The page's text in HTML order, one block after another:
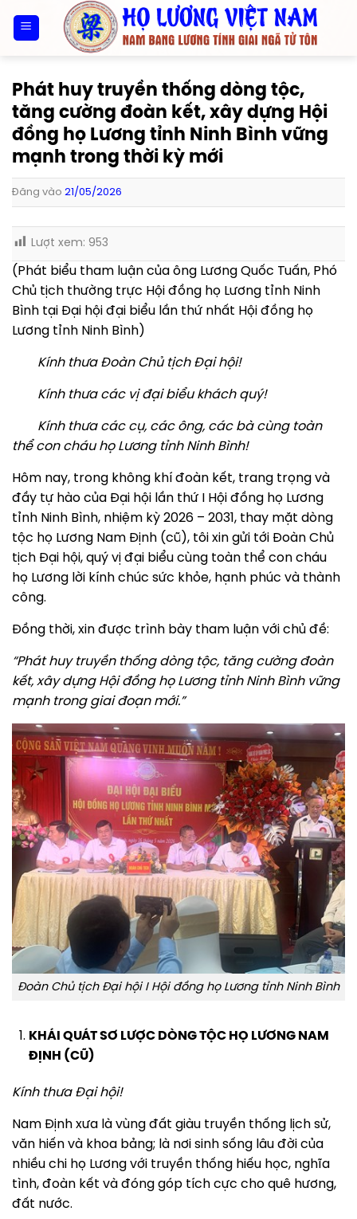
qua
Phát huy truyền thống dòng tộc,
tăng cường đoàn kết, xây dựng Hội
đồng họ Lương tỉnh Ninh Bình vững
mạnh trong thời kỳ mới
Đăng vào 21/05/2026
Lượt xem: 953
(Phát biểu tham luận của ông Lương Quốc Tuấn, Phó
Chủ tịch thường trực Hội đồng họ Lương tỉnh Ninh
Bình tại Đại hội đại biểu lần thứ nhất Hội đồng họ
Lương tỉnh Ninh Bình)
Kính thưa Đoàn Chủ tịch Đại hội!
Kính thưa các vị đại biểu khách quý!
Kính thưa các cụ, các ông, các bà cùng toàn
thể con cháu họ Lương tỉnh Ninh Bình!
Hôm nay, trong không khí đoàn kết, trang trọng và
đầy tự hào của Đại hội lần thứ I Hội đồng họ Lương
tỉnh Ninh Bình, nhiệm kỳ 2026 – 2031, thay mặt dòng
tộc họ Lương Nam Định (cũ), tôi xin gửi tới Đoàn Chủ
tịch Đại hội, quý vị đại biểu cùng toàn thể con cháu
họ Lương lời kính chúc sức khỏe, hạnh phúc và thành
công.
Đồng thời, xin được trình bày tham luận với chủ đề:
“Phát huy truyền thống dòng tộc, tăng cường đoàn
kết, xây dựng Hội đồng họ Lương tỉnh Ninh Bình vững
mạnh trong giai đoạn mới.”
Đoàn Chủ tịch Đại hội I Hội đồng họ Lương tỉnh Ninh Bình
KHÁI QUÁT SƠ LƯỢC DÒNG TỘC HỌ LƯƠNG NAM
ĐỊNH (CŨ)
Kính thưa Đại hội!
Nam Định xưa là vùng đất giàu truyền thống lịch sử,
văn hiến và khoa bảng; là nơi sinh sống lâu đời của
nhiều chi họ Lương với truyền thống hiếu học, nghĩa
tình, đoàn kết và đóng góp tích cực cho quê hương,
đất nước.